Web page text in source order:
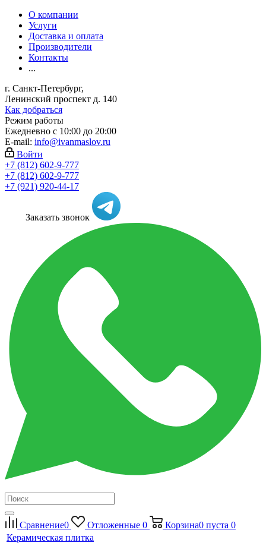
О компании
Услуги
Доставка и оплата
Производители
Контакты
...
г. Санкт-Петербург,
Ленинский проспект д. 140
Как добраться
Режим работы
Ежедневно с 10:00 до 20:00
E-mail: info@ivanmaslov.ru
Войти
+7 (812) 602-9-777
+7 (812) 602-9-777
+7 (921) 920-44-17
Заказать звонок
Сравнение0 Отложенные 0 Корзина0 пуста 0
Керамическая плитка